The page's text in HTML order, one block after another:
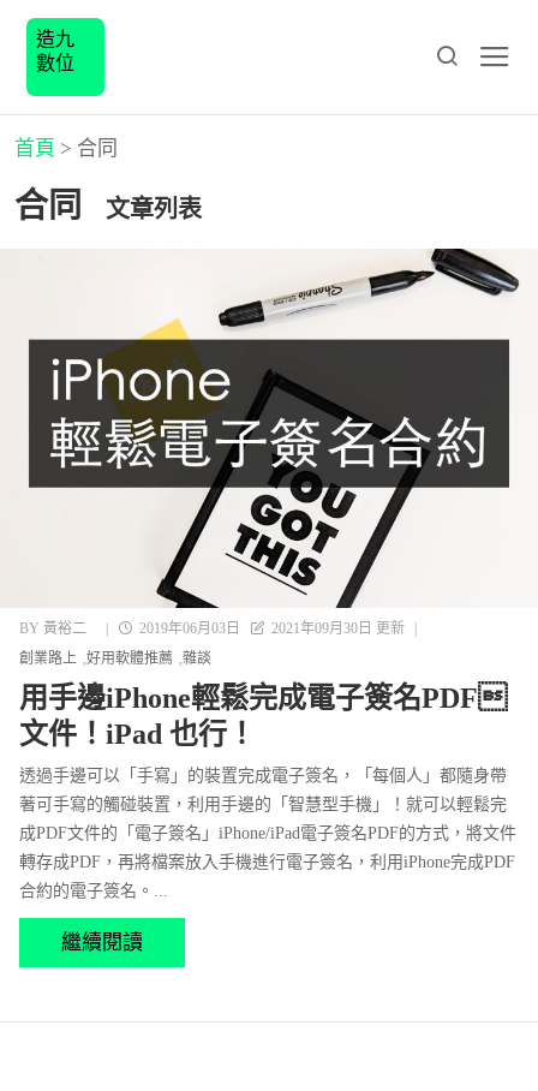
造九
數位
首頁 > 合同
合同 文章列表
BY 黃裕二 | 2019年06月03日 2021年09月30日 更新
|
創業路上
好用軟體推薦 雜談
用手邊iPhone輕鬆完成電子簽名PDF
文件！iPad 也行！
透過手邊可以「手寫」的裝置完成電子簽名，「每個人」都隨身帶
著可手寫的觸碰裝置，利用手邊的「智慧型手機」！就可以輕鬆完
成PDF文件的「電子簽名」iPhone/iPad電子簽名PDF的方式，將文件
轉存成PDF，再將檔案放入手機進行電子簽名，利用iPhone完成PDF
合約的電子簽名。...
繼續閱讀